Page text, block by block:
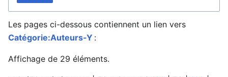
Les pages ci-dessous contiennent un lien vers
Catégorie:Auteurs-Y :
Affichage de 29 éléments.